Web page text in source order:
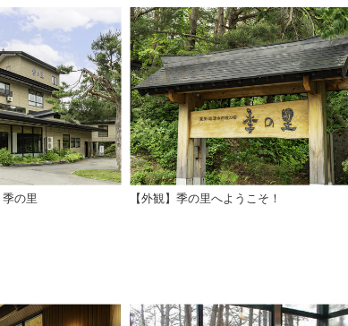
季の里 【外観】季の里へようこそ！